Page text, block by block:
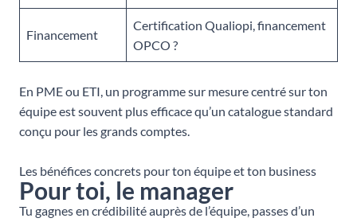
Financement
Certification Qualiopi, financement
OPCO ?
En PME ou ETI, un programme sur mesure centré sur ton
équipe est souvent plus efficace qu’un catalogue standard
conçu pour les grands comptes.
Les bénéfices concrets pour ton équipe et ton business
Pour toi, le manager
Tu gagnes en crédibilité auprès de l’équipe, passes d’un